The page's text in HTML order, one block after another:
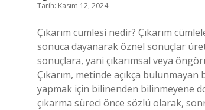
Tarih: Kasım 12, 2024
Çıkarım cumlesi nedir? Çıkarım
sonuca dayanarak öznel sonuçlar
sonuçlara, yani çıkarımsal veya
Çıkarım, metinde açıkça
yapmak için bilinenden bilinmeyene
çıkarma süreci önce sözlü olarak,